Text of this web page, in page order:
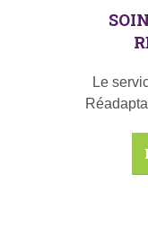
Le